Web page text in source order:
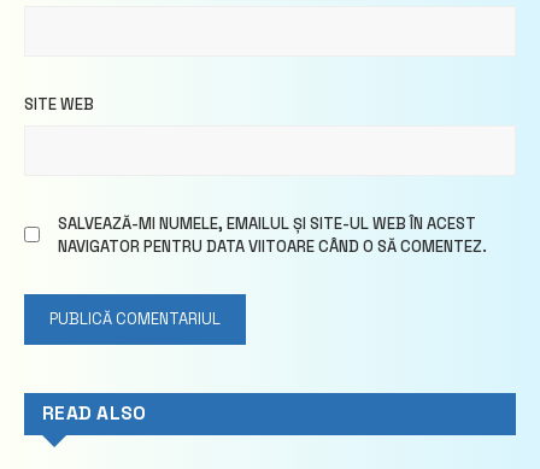
SITE WEB
SALVEAZĂ-MI NUMELE, EMAILUL ȘI SITE-UL WEB ÎN ACEST
NAVIGATOR PENTRU DATA VIITOARE CÂND O SĂ COMENTEZ.
READ ALSO